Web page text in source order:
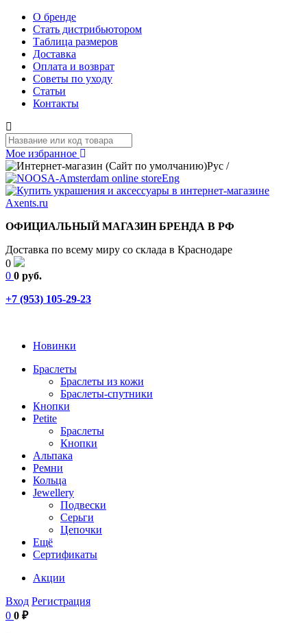
О бренде
Стать дистрибьютором
Таблица размеров
Доставка
Оплата и возврат
Советы по уходу
Статьи
Контакты
Мое избранное
Рус /
Eng
ОФИЦИАЛЬНЫЙ МАГАЗИН БРЕНДА В РФ
Доставка по всему миру со склада в Краснодаре
0
0 0 руб.
+7 (953) 105-29-23
Новинки
Браслеты
Браслеты из кожи
Браслеты-спутники
Кнопки
Petite
Браслеты
Кнопки
Альпака
Ремни
Кольца
Jewellery
Подвески
Серьги
Цепочки
Ещё
Сертификаты
Акции
Вход Регистрация
0 0 ₽